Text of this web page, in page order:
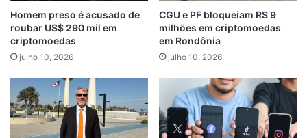
Homem preso é acusado de
roubar US$ 290 mil em
criptomoedas
julho 10, 2026
CGU e PF bloqueiam R$ 9
milhões em criptomoedas
em Rondônia
julho 10, 2026